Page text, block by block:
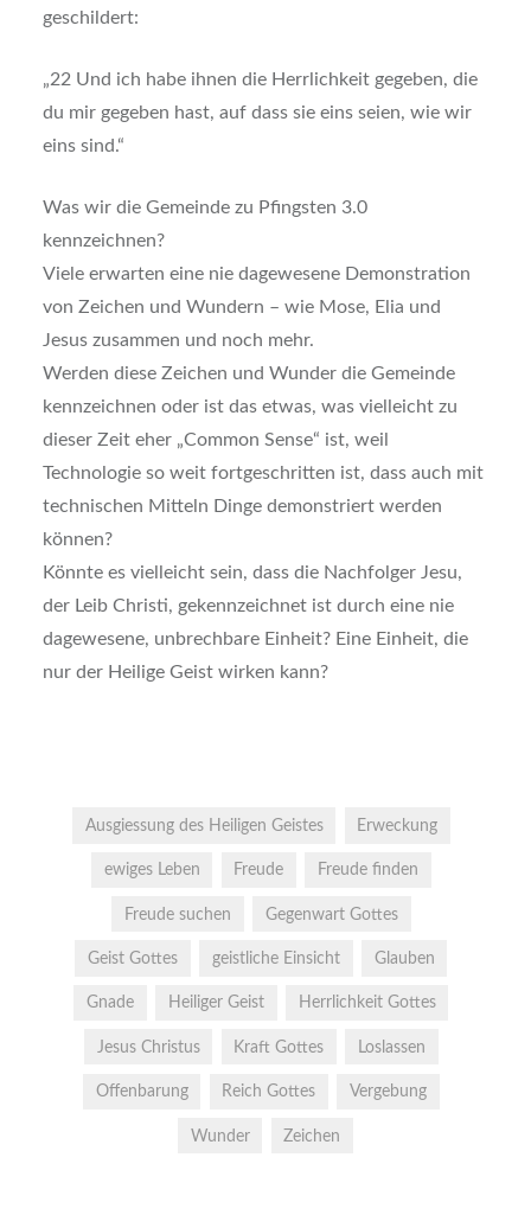
geschildert:
„22 Und ich habe ihnen die Herrlichkeit gegeben, die
du mir gegeben hast, auf dass sie eins seien, wie wir
eins sind.“
Was wir die Gemeinde zu Pfingsten 3.0
kennzeichnen?
Viele erwarten eine nie dagewesene Demonstration
von Zeichen und Wundern – wie Mose, Elia und
Jesus zusammen und noch mehr.
Werden diese Zeichen und Wunder die Gemeinde
kennzeichnen oder ist das etwas, was vielleicht zu
dieser Zeit eher „Common Sense“ ist, weil
Technologie so weit fortgeschritten ist, dass auch mit
technischen Mitteln Dinge demonstriert werden
können?
Könnte es vielleicht sein, dass die Nachfolger Jesu,
der Leib Christi, gekennzeichnet ist durch eine nie
dagewesene, unbrechbare Einheit? Eine Einheit, die
nur der Heilige Geist wirken kann?
Ausgiessung des Heiligen Geistes Erweckung
ewiges Leben Freude Freude finden
Freude suchen Gegenwart Gottes
Geist Gottes geistliche Einsicht Glauben
Gnade Heiliger Geist Herrlichkeit Gottes
Jesus Christus Kraft Gottes Loslassen
Offenbarung Reich Gottes Vergebung
Wunder Zeichen